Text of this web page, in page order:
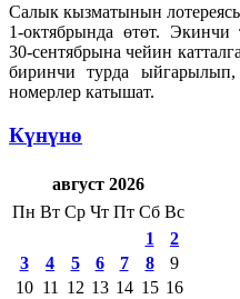
Салык кызматынын
1-октябрында өтөт.
30-сентябрына чейин
биринчи турда
номерлер катышат.
Күнүнө
август 2026
Пн Вт Ср Чт Пт Сб Вс
1
2
3
4 5 6 7 8
9
10 11 12 13 14 15 16